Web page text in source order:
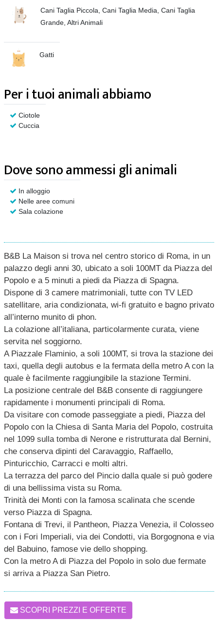
Cani Taglia Piccola, Cani Taglia Media, Cani Taglia
Grande, Altri Animali
Gatti
Per i tuoi animali abbiamo
Ciotole
Cuccia
Dove sono ammessi gli animali
In alloggio
Nelle aree comuni
Sala colazione
B&B La Maison si trova nel centro storico di Roma, in un
palazzo degli anni 30, ubicato a soli 100MT da Piazza del
Popolo e a 5 minuti a piedi da Piazza di Spagna.
Dispone di 3 camere matrimoniali, tutte con TV LED
satellitare, aria condizionata, wi-fi gratuito e bagno privato
all’interno munito di phon.
La colazione all’italiana, particolarmente curata, viene
servita nel soggiorno.
A Piazzale Flaminio, a soli 100MT, si trova la stazione dei
taxi, quella degli autobus e la fermata della metro A con la
quale è facilmente raggiungibile la stazione Termini.
La posizione centrale del B&B consente di raggiungere
rapidamente i monumenti principali di Roma.
Da visitare con comode passeggiate a piedi, Piazza del
Popolo con la Chiesa di Santa Maria del Popolo, costruita
nel 1099 sulla tomba di Nerone e ristrutturata dal Bernini,
che conserva dipinti del Caravaggio, Raffaello,
Pinturicchio, Carracci e molti altri.
La terrazza del parco del Pincio dalla quale si può godere
di una bellissima vista su Roma.
Trinità dei Monti con la famosa scalinata che scende
verso Piazza di Spagna.
Fontana di Trevi, il Pantheon, Piazza Venezia, il Colosseo
con i Fori Imperiali, via dei Condotti, via Borgognona e via
del Babuino, famose vie dello shopping.
Con la metro A di Piazza del Popolo in solo due fermate
si arriva a Piazza San Pietro.
SCOPRI PREZZI E OFFERTE